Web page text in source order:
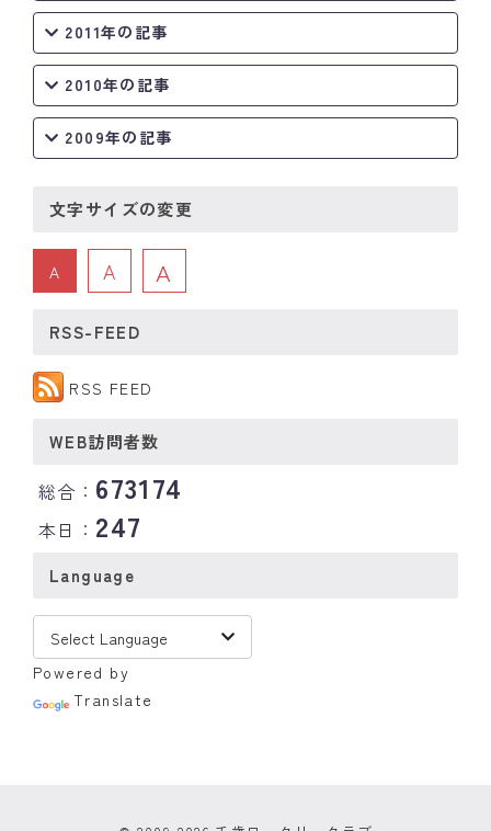
2011年の記事
2010年の記事
2009年の記事
文字サイズの変更
A A A
RSS-FEED
RSS FEED
WEB訪問者数
総合： 673174
本日： 247
Language
Powered by
Translate